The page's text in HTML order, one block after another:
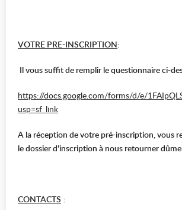
VOTRE PRE-INSCRIPTION:
Il vous suffit de remplir le questionnaire ci-
https://docs.google.com/forms/d/e/
usp=sf_link
A la réception de votre pré-inscription, vous
le dossier d'inscription à nous retourner
CONTACTS :